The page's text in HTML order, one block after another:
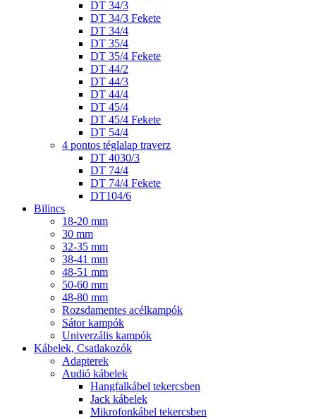
DT 34/3
DT 34/3 Fekete
DT 34/4
DT 35/4
DT 35/4 Fekete
DT 44/2
DT 44/3
DT 44/4
DT 45/4
DT 45/4 Fekete
DT 54/4
4 pontos téglalap traverz
DT 4030/3
DT 74/4
DT 74/4 Fekete
DT104/6
Bilincs
18-20 mm
30 mm
32-35 mm
38-41 mm
48-51 mm
50-60 mm
48-80 mm
Rozsdamentes acélkampók
Sátor kampók
Univerzális kampók
Kábelek, Csatlakozók
Adapterek
Audió kábelek
Hangfalkábel tekercsben
Jack kábelek
Mikrofonkábel tekercsben